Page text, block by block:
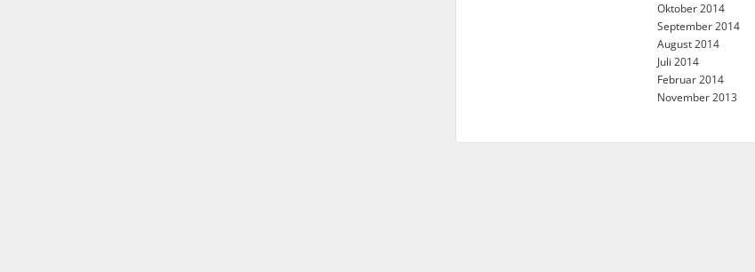
Oktober 2014
September 2014
August 2014
Juli 2014
Februar 2014
November 2013